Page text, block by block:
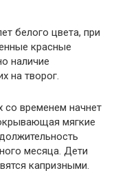
белого цвета, при
красные
наличие
на творог.
со временем начнет
мягкие
месяца. Дети
капризными.